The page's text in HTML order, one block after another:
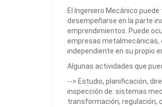
El Ingeniero Mecánico
desempeñarse en la parte
emprendimientos. Puede
empresas metalmecánicas,
independiente en su propio
Algunas actividades que
--> Estudio, planificación,
inspección de: sistemas
transformación, regulación,